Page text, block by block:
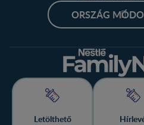
ORSZÁG
Letölthető